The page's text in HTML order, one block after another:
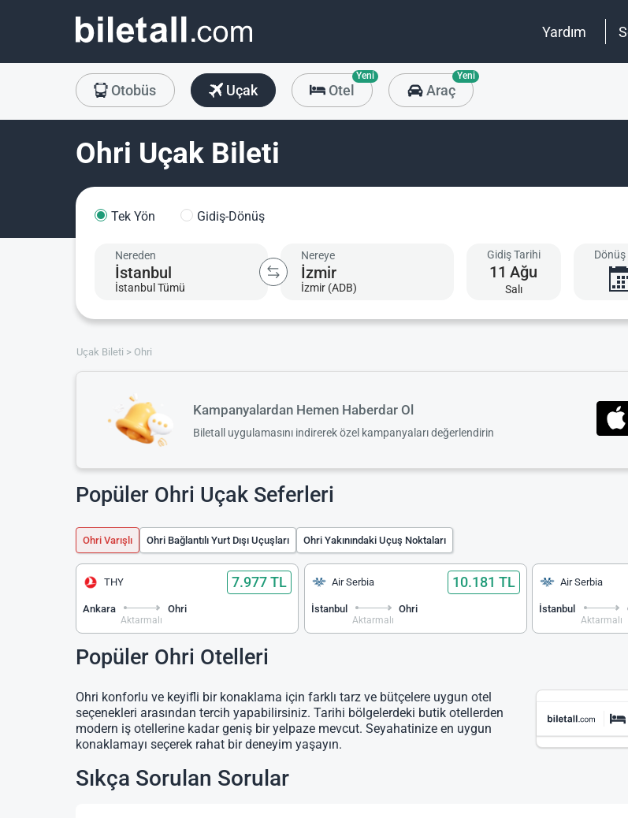
Yardım
Otobüs Uçak Otel
Yeni
Araç
Yeni
Ohri Uçak Bileti
Tek Yön Gidiş-Dönüş
Nereden
İstanbul Tümü
Nereye
İzmir (ADB)
Gidiş Tarihi
11 Ağu
Salı
Dönüş
Uçak Bileti Ohri
Kampanyalardan Hemen Haberdar Ol
Biletall uygulamasını indirerek özel kampanyaları değerlendirin
Popüler Ohri Uçak Seferleri
Ohri Varışlı Ohri Bağlantılı Yurt Dışı Uçuşları Ohri Yakınındaki Uçuş Noktaları
THY 7.977 TL
Ankara
Aktarmalı
Ohri
Air Serbia 10.181 TL
İstanbul
Aktarmalı
Ohri
Air Serbia
İstanbul
Aktarmalı
Popüler Ohri Otelleri
Ohri konforlu ve keyifli bir konaklama için farklı tarz ve bütçelere uygun otel
seçenekleri arasından tercih yapabilirsiniz. Tarihi bölgelerdeki butik otellerden
modern iş otellerine kadar geniş bir yelpaze mevcut. Seyahatinize en uygun
konaklamayı seçerek rahat bir deneyim yaşayın.
Sıkça Sorulan Sorular